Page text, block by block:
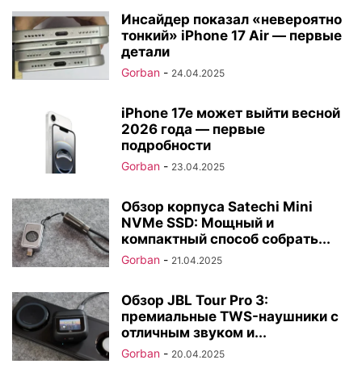
Инсайдер показал «невероятно
тонкий» iPhone 17 Air — первые
детали
Gorban - 24.04.2025
iPhone 17e может выйти весной
2026 года — первые
подробности
Gorban - 23.04.2025
Обзор корпуса Satechi Mini
NVMe SSD: Мощный и
компактный способ собрать...
Gorban - 21.04.2025
Обзор JBL Tour Pro 3:
премиальные TWS-наушники с
отличным звуком и...
Gorban - 20.04.2025